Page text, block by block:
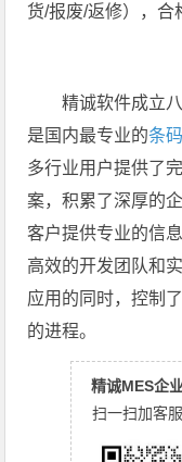
货/报废/返修），合
精诚软件成立
是国内最专业的条
多行业用户提供了
案，积累了深厚的
客户提供专业的信
高效的开发团队和
应用的同时，控制
的进程。
精诚MES企
扫一扫加客